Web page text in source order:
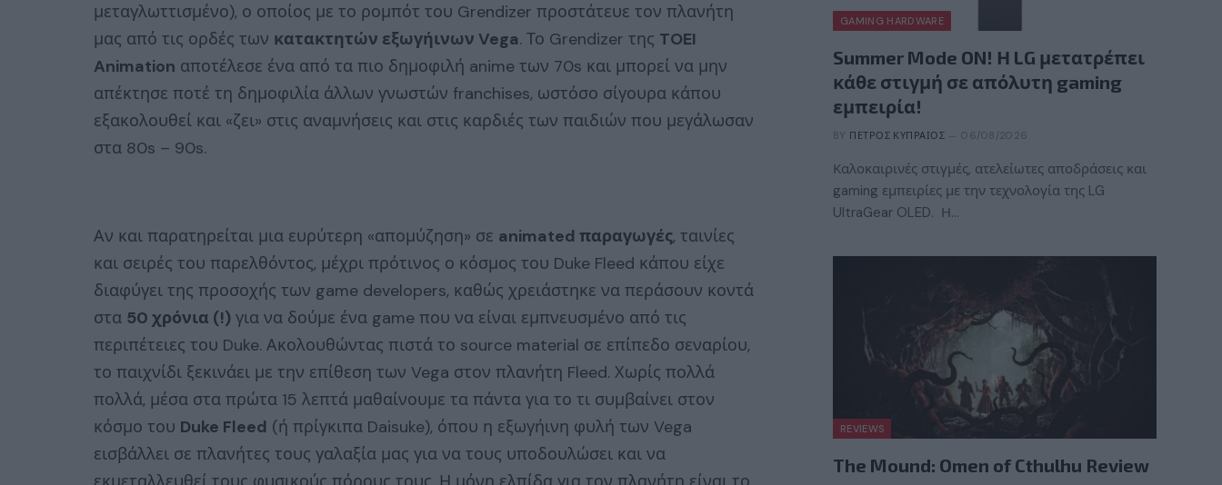
μεταγλωττισμένο), ο οποίος με το ρομπότ του Grendizer προστάτευε τον πλανήτη
μας από τις ορδές των κατακτητών εξωγήινων Vega. Το Grendizer της TOEI
Animation αποτέλεσε ένα από τα πιο δημοφιλή anime των 70s και μπορεί να μην
απέκτησε ποτέ τη δημοφιλία άλλων γνωστών franchises, ωστόσο σίγουρα κάπου
εξακολουθεί και «ζει» στις αναμνήσεις και στις καρδιές των παιδιών που μεγάλωσαν
στα 80s – 90s.
Αν και παρατηρείται μια ευρύτερη «απομύζηση» σε animated παραγωγές, ταινίες
και σειρές του παρελθόντος, μέχρι πρότινος ο κόσμος του Duke Fleed κάπου είχε
διαφύγει της προσοχής των game developers, καθώς χρειάστηκε να περάσουν κοντά
στα 50 χρόνια (!) για να δούμε ένα game που να είναι εμπνευσμένο από τις
περιπέτειες του Duke. Ακολουθώντας πιστά το source material σε επίπεδο σεναρίου,
το παιχνίδι ξεκινάει με την επίθεση των Vega στον πλανήτη Fleed. Χωρίς πολλά
πολλά, μέσα στα πρώτα 15 λεπτά μαθαίνουμε τα πάντα για το τι συμβαίνει στον
κόσμο του Duke Fleed (ή πρίγκιπα Daisuke), όπου η εξωγήινη φυλή των Vega
εισβάλλει σε πλανήτες τους γαλαξία μας για να τους υποδουλώσει και να
GAMING HARDWARE
Summer Mode ON! Η LG μετατρέπει
κάθε στιγμή σε απόλυτη gaming
εμπειρία!
BY ΠΈΤΡΟΣ ΚΥΠΡΑΊΟΣ 06/08/2026
Καλοκαιρινές στιγμές, ατελείωτες αποδράσεις και
gaming εμπειρίες με την τεχνολογία της LG
UltraGear OLED. Η…
REVIEWS
The Mound: Omen of Cthulhu Review